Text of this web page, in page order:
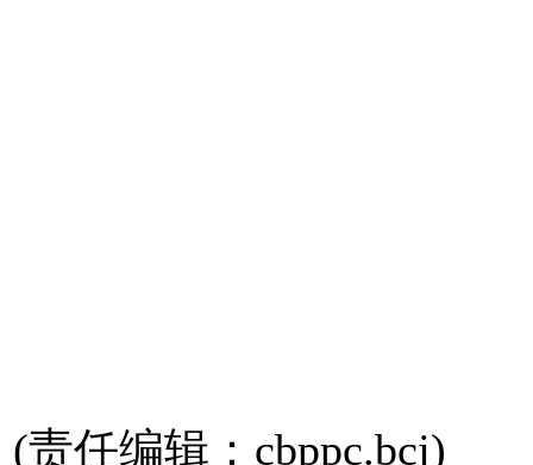
(责任编辑：cbppc.bcj)